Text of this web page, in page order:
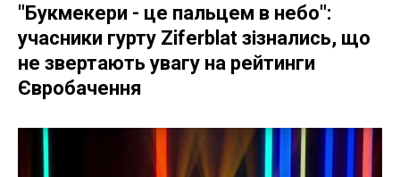
"Букмекери - це пальцем в небо":
учасники гурту Ziferblat зізнались, що
не звертають увагу на рейтинги
Євробачення